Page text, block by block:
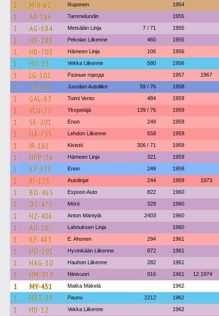
1 MIX-62 Ruponen 1954
1 AR-166 Tammelundin 1955
1 AG-684 Metsälän Linja 7 / 71 1955
1 HB-288 Pekolan Liikenne 460 1955
1 HB-703 Hämeen Linja 106 1956
1 HO-23 Vekka Liikenne 580 1956
1 LG-101 Разные города 1957 1967
1 TD-60 Jussilan Autoliike 59 / 76 1958
1 GAL-63 Toimi Vento 484 1959
1 VLU-77 Ykspetäjä 139 / 76 1959
1 SE-201 Enon 249 1959
1 HÄ-755 Lehdon Liikenne 558 1959
1 IR-161 Kivistö 306 / 71 1959
1 HPP-36 Hämeen Linja 321 1959
1 KY-838 Enon 249 1959
1 RI-175 Autolinjat 244 1959 1973
1 BÖ-465 Espoon Auto 822 1960
1 OZ-475 Mörö 328 1960
1 HZ-406 Anton Mäntylä 2403 1960
1 AU-20 Lahnuksen Linja 1960
1 KF-483 E. Ahonen 294 1961
1 UÖ-191 Hyvinkään Liikenne 872 1961
1 HAG-10 Hauhon Liikenne 282 1961
1 HM-919 Niinivuori 916 1961 12.1974
1 MY-431 Matka Mäkelä 1962
1 HBT-29 Paunu 2212 1962
1 HD-12 Vekka Liikenne 1962